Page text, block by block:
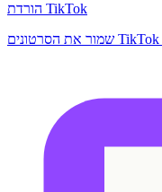
הורדת TikTok